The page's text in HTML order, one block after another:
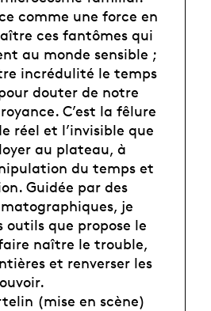
comme une force en
ces fantômes qui
au monde sensible ;
incrédulité le temps
douter de notre
C’est la fêlure
réel et l’invisible que
au plateau, à
du temps et
Guidée par des
je
outils que propose le
naître le trouble,
et renverser les
(mise en scène)